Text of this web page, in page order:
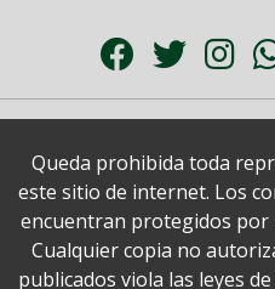
Queda prohibida toda
este sitio de internet. Los
encuentran protegidos por
Cualquier copia no
publicados viola las leyes